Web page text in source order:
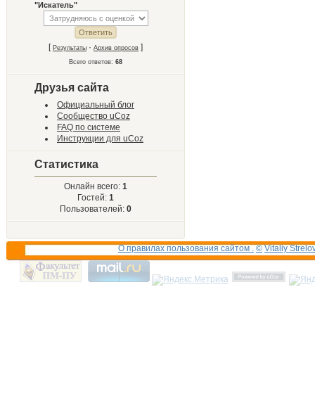
"Искатель"
[ Результаты · Архив опросов ]
Всего ответов: 68
Друзья сайта
Официальный блог
Сообщество uCoz
FAQ по системе
Инструкции для uCoz
Статистика
Онлайн всего: 1
Гостей: 1
Пользователей: 0
О правилах пользования сайтом . © Vitaliy